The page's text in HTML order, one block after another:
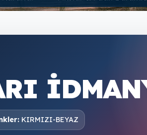
KIRMIZI-BEYAZ